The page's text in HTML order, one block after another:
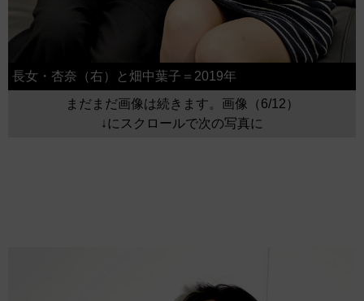
長女・杏奈（右）と畑中葉子＝2019年
まだまだ画像は続きます。画像（6/12）
↓にスクロールで次の写真に